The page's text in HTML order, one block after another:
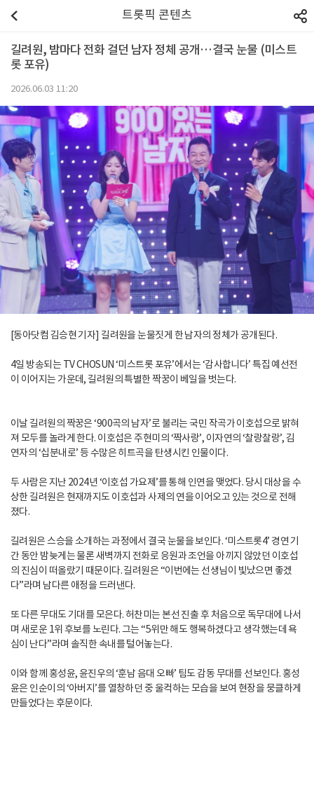
트롯픽 콘텐츠
길려원, 밤마다 전화 걸던 남자 정체 공개…결국 눈물 (미스트
롯 포유)
2026.06.03 11:20
[동아닷컴 김승현 기자] 길려원을 눈물짓게 한 남자의 정체가 공개된다.
4일 방송되는 TV CHOSUN ‘미스트롯 포유’에서는 ‘감사합니다’ 특집 예선전
이 이어지는 가운데, 길려원의 특별한 짝꿍이 베일을 벗는다.
이날 길려원의 짝꿍은 ‘900곡의 남자’로 불리는 국민 작곡가 이호섭으로 밝혀
져 모두를 놀라게 한다. 이호섭은 주현미의 ‘짝사랑’, 이자연의 ‘찰랑찰랑’, 김
연자의 ‘십분내로’ 등 수많은 히트곡을 탄생시킨 인물이다.
두 사람은 지난 2024년 ‘이호섭 가요제’를 통해 인연을 맺었다. 당시 대상을 수
상한 길려원은 현재까지도 이호섭과 사제의 연을 이어오고 있는 것으로 전해
졌다.
길려원은 스승을 소개하는 과정에서 결국 눈물을 보인다. ‘미스트롯4’ 경연 기
간 동안 밤늦게는 물론 새벽까지 전화로 응원과 조언을 아끼지 않았던 이호섭
의 진심이 떠올랐기 때문이다. 길려원은 “이번에는 선생님이 빛났으면 좋겠
다”라며 남다른 애정을 드러낸다.
또 다른 무대도 기대를 모은다. 허찬미는 본선 진출 후 처음으로 독무대에 나서
며 새로운 1위 후보를 노린다. 그는 “5위만 해도 행복하겠다고 생각했는데 욕
심이 난다”라며 솔직한 속내를 털어놓는다.
이와 함께 홍성윤, 윤진우의 ‘훈남 음대 오빠’ 팀도 감동 무대를 선보인다. 홍성
윤은 인순이의 ‘아버지’를 열창하던 중 울컥하는 모습을 보여 현장을 뭉클하게
만들었다는 후문이다.